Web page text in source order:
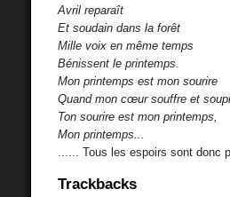
Avril reparaît
Et soudain dans la forêt
Mille voix en même temps
Bénissent le printemps.
Mon printemps est mon sourire
Quand mon cœur souffre et
Ton sourire est mon printemps,
Mon printemps...
...... Tous les espoirs sont donc
Trackbacks